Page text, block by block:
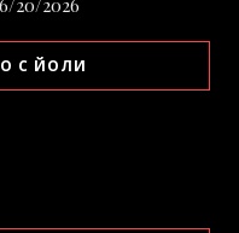
20/2026
С ЙОЛИ